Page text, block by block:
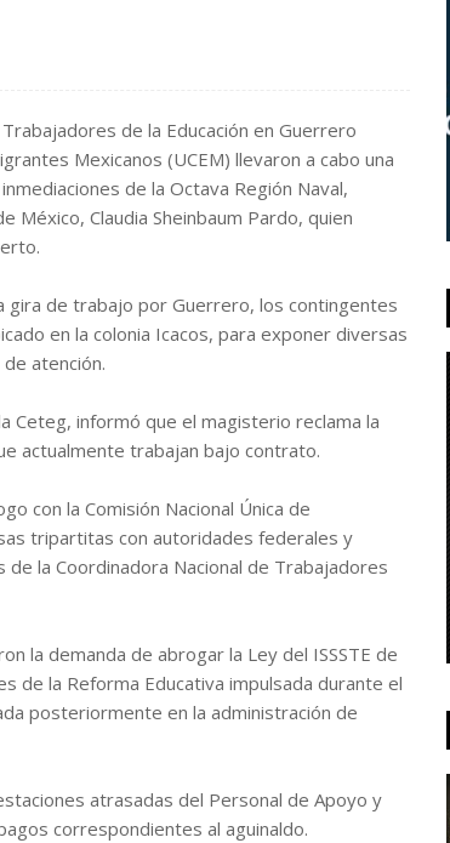
de la Educación en Guerrero
Mexicanos (UCEM) llevaron a cabo una
de la Octava Región Naval,
México, Claudia Sheinbaum Pardo, quien
gira de trabajo por Guerrero, los contingentes
en la colonia Icacos, para exponer diversas
atención.
Ceteg, informó que el magisterio reclama la
actualmente trabajan bajo contrato.
con la Comisión Nacional Única de
tripartitas con autoridades federales y
la Coordinadora Nacional de Trabajadores
la demanda de abrogar la Ley del ISSSTE de
de la Reforma Educativa impulsada durante el
posteriormente en la administración de
atrasadas del Personal de Apoyo y
correspondientes al aguinaldo.